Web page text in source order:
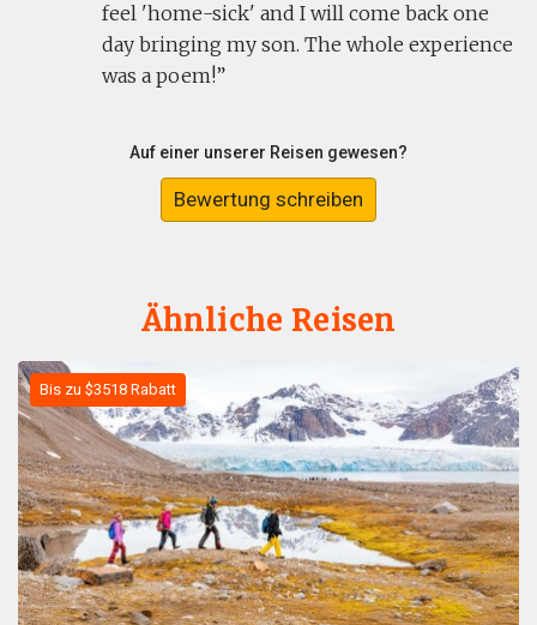
feel 'home-sick' and I will come back one
day bringing my son. The whole experience
was a poem!
Auf einer unserer Reisen gewesen?
Bewertung schreiben
Ähnliche Reisen
Bis zu $3518 Rabatt